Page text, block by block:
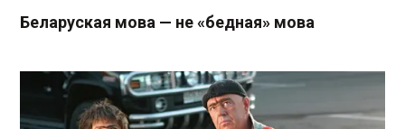
Беларуская мова — не «бедная» мова